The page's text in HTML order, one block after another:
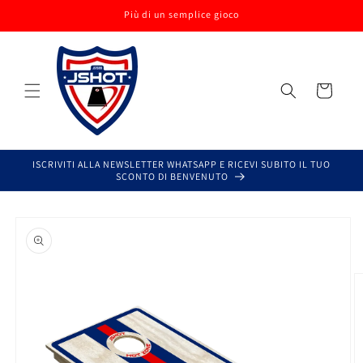
ai contenuti
Più di un semplice gioco
Carrello
ISCRIVITI ALLA NEWSLETTER WHATSAPP E RICEVI SUBITO IL TUO
SCONTO DI BENVENUTO
informazioni
sul prodotto